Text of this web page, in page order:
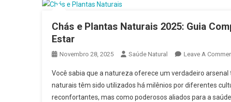
Chás e Plantas Naturais 2025: Guia
Estar
Novembro 28, 2025 Saúde Natural Leave A
Você sabia que a natureza oferece um verdadeiro
naturais têm sido utilizados há milênios por diferentes
reconfortantes, mas como poderosos aliados para a